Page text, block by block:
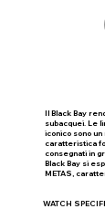
Il Black Bay
subacquei. Le
iconico sono
caratteristica
consegnati in
Black Bay si
METAS,
WATCH